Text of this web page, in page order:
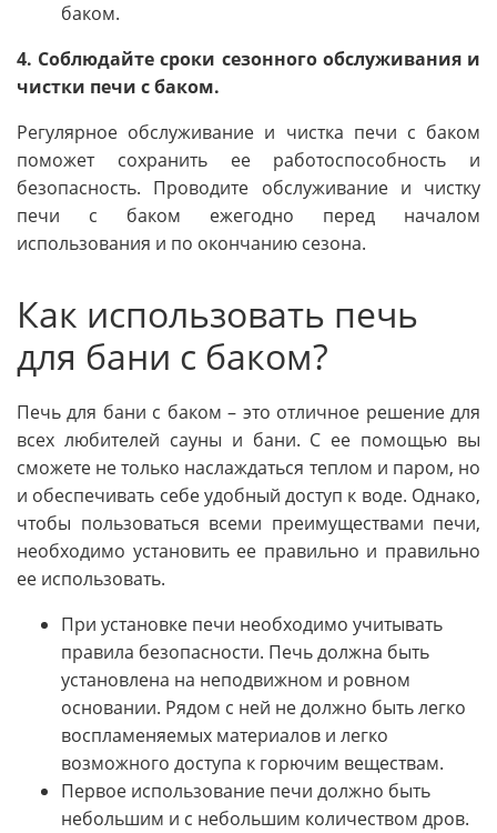
баком.
4. Соблюдайте сроки сезонного обслуживания и
чистки печи с баком.
Регулярное обслуживание и чистка печи с баком
поможет сохранить ее работоспособность и
безопасность. Проводите обслуживание и чистку
печи с баком ежегодно перед началом
использования и по окончанию сезона.
Как использовать печь
для бани с баком?
Печь для бани с баком – это отличное решение для
всех любителей сауны и бани. С ее помощью вы
сможете не только наслаждаться теплом и паром, но
и обеспечивать себе удобный доступ к воде. Однако,
чтобы пользоваться всеми преимуществами печи,
необходимо установить ее правильно и правильно
ее использовать.
При установке печи необходимо учитывать
правила безопасности. Печь должна быть
установлена на неподвижном и ровном
основании. Рядом с ней не должно быть легко
воспламеняемых материалов и легко
возможного доступа к горючим веществам.
Первое использование печи должно быть
небольшим и с небольшим количеством дров.